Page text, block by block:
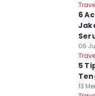
6
06
5
13